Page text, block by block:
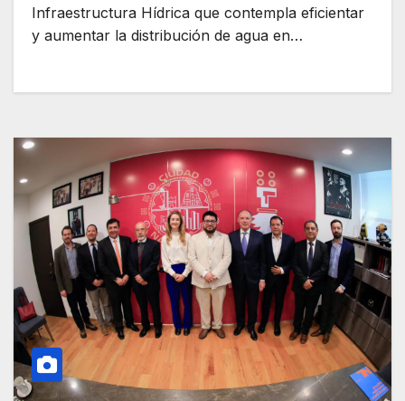
Infraestructura Hídrica que contempla eficientar
y aumentar la distribución de agua en…